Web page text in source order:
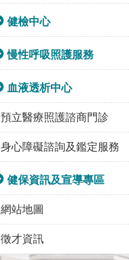
健檢中心
慢性呼吸照護服務
血液透析中心
預立醫療照護諮商門診
身心障礙諮詢及鑑定服務
健保資訊及宣導專區
網站地圖
徵才資訊